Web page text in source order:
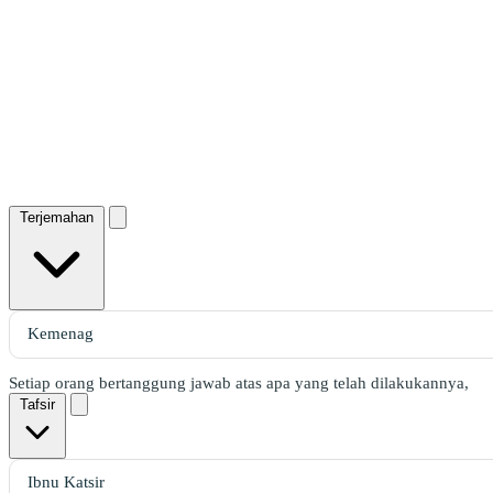
Terjemahan
Setiap orang bertanggung jawab atas apa yang telah dilakukannya,
Tafsir